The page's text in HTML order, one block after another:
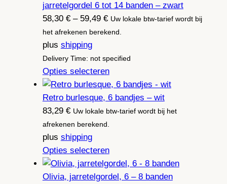
jarretelgordel 6 tot 14 banden – zwart
58,30 € – 59,49 €Prijsklasse:
58,30 €
59,49 €
Uw lokale btw-tarief wordt bij
het afrekenen berekend.
plus shipping
Delivery Time: not specified
Opties selecteren
Retro burlesque, 6 bandjes – wit
83,29 € Uw lokale btw-tarief wordt bij het
afrekenen berekend.
plus shipping
Opties selecteren
Olivia, jarretelgordel, 6 – 8 banden